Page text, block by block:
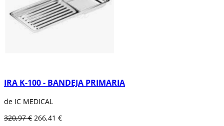
IRA K-100 - BANDEJA PRIMARIA
de IC MEDICAL
320,97 € 266,41 €